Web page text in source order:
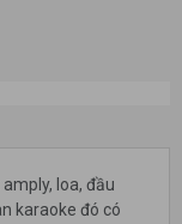
loa, đầu
karaoke đó có